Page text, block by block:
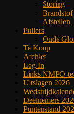
Storing
Brandstof
Afstellen
Pullers
Oude
Te Koop
Archief
Log In
Links NMPO-
Uitslagen 2026
Deelnemers
Puntenstand